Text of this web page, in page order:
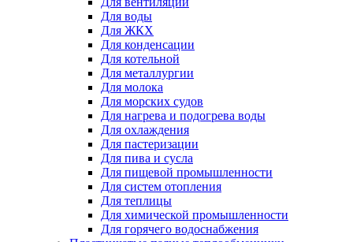
Для воды
Для ЖКХ
Для конденсации
Для котельной
Для металлургии
Для молока
Для морских судов
Для нагрева и подогрева воды
Для охлаждения
Для пастеризации
Для пива и сусла
Для пищевой промышленности
Для систем отопления
Для теплицы
Для химической промышленности
Для горячего водоснабжения